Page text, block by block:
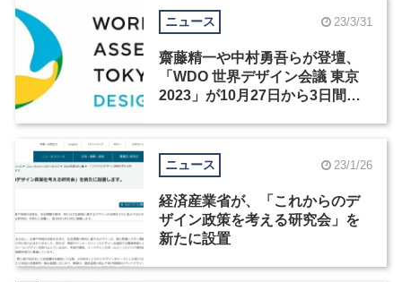
ニュース 23/3/31
齋藤精一や中村勇吾らが登壇、
「WDO 世界デザイン会議 東京
2023」が10月27日から3日間開
ニュース 23/1/26
経済産業省が、「これからのデ
ザイン政策を考える研究会」を
新たに設置